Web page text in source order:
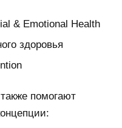
& Emotional Health
здоровья
помогают